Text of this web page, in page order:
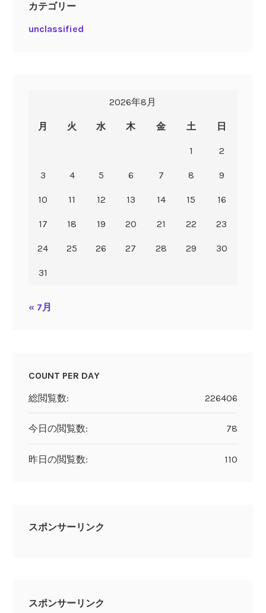
カテゴリー
unclassified
2026年8月
月 火 水 木 金 土 日
1 2
3 4 5 6 7 8 9
10 11 12 13 14 15 16
17 18 19 20 21 22 23
24 25 26 27 28 29 30
31
« 7月
COUNT PER DAY
226406
総閲覧数:
78
今日の閲覧数:
110
昨日の閲覧数:
スポンサーリンク
スポンサーリンク